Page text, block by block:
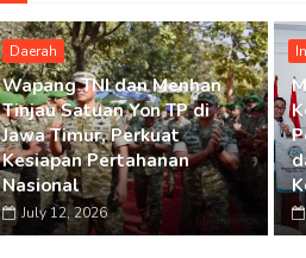
Daerah
Wapang TNI dan Menhan
Tinjau Satuan Yon TP di
Jawa Timur, Perkuat
Kesiapan Pertahanan
Nasional
July 12, 2026